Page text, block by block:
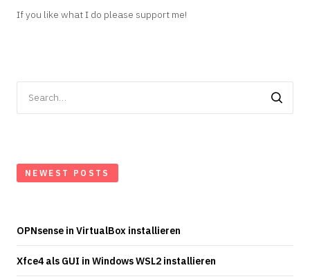
If you like what I do please support me!
for:
NEWEST POSTS
OPNsense in VirtualBox installieren
Xfce4 als GUI in Windows WSL2 installieren